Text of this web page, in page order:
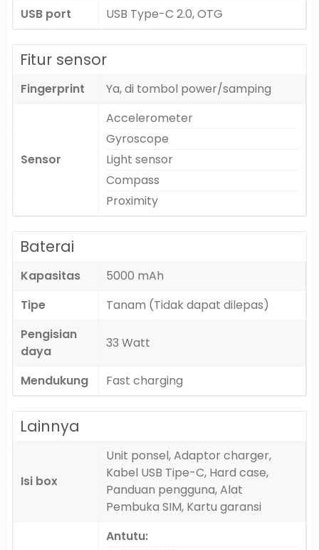
USB port
USB Type-C 2.0, OTG
Fitur sensor
Fingerprint Ya, di tombol power/samping
Sensor
Accelerometer
Gyroscope
Light sensor
Compass
Proximity
Baterai
Kapasitas
5000 mAh
Tipe
Tanam (Tidak dapat dilepas)
Pengisian
daya
33 Watt
Mendukung Fast charging
Lainnya
Isi box
Unit ponsel, Adaptor charger,
Kabel USB Tipe-C, Hard case,
Panduan pengguna, Alat
Pembuka SIM, Kartu garansi
Antutu: